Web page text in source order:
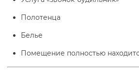
Полотенца
Белье
Помещение полностью